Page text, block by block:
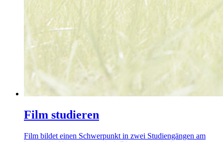
Film studieren
Film bildet einen Schwerpunkt in zwei Studiengängen am